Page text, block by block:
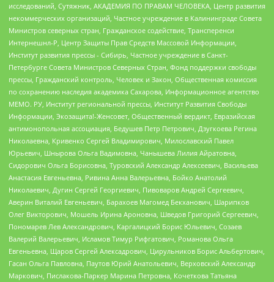
исследований, Сутяжник, АКАДЕМИЯ ПО ПРАВАМ ЧЕЛОВЕКА, Центр развития
некоммерческих организаций, Частное учреждение в Калининграде Совета
Министров северных стран, Гражданское содействие, Трансперенси
Интернешнл-Р, Центр Защиты Прав Средств Массовой Информации,
Институт развития прессы - Сибирь, Частное учреждение в Санкт-
Петербурге Совета Министров Северных Стран, Фонд поддержки свободы
прессы, Гражданский контроль, Человек и Закон, Общественная комиссия
по сохранению наследия академика Сахарова, Информационное агентство
МЕМО. РУ, Институт региональной прессы, Институт Развития Свободы
Информации, Экозащита!-Женсовет, Общественный вердикт, Евразийская
антимонопольная ассоциация, Бедушев Петр Петрович, Дзугкоева Регина
Николаевна, Кривенко Сергей Владимирович, Милославский Павел
Юрьевич, Шнырова Ольга Вадимовна, Чанышева Лилия Айратовна,
Сидорович Ольга Борисовна, Туровский Александр Алексеевич, Васильева
Анастасия Евгеньевна, Ривина Анна Валерьевна, Бойко Анатолий
Николаевич, Дугин Сергей Георгиевич, Пивоваров Андрей Сергеевич,
Аверин Виталий Евгеньевич, Барахоев Магомед Бекханович, Шарипков
Олег Викторович, Мошель Ирина Ароновна, Шведов Григорий Сергеевич,
Пономарев Лев Александрович, Каргалицкий Борис Юльевич, Созаев
Валерий Валерьевич, Исламов Тимур Рифгатович, Романова Ольга
Евгеньевна, Щаров Сергей Алексадрович, Цирульников Борис Альбертович,
Гасан Ольга Павловна, Паутов Юрий Анатольевич, Верховский Александр
Маркович, Пислакова-Паркер Марина Петровна, Кочеткова Татьяна